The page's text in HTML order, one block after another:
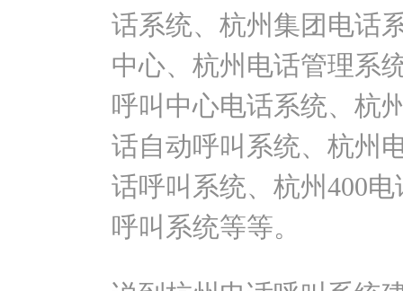
话系统、杭州集团电话
中心、杭州电话管理系
呼叫中心电话系统、杭
话自动呼叫系统、杭州
话呼叫系统、杭州400
呼叫系统等等。